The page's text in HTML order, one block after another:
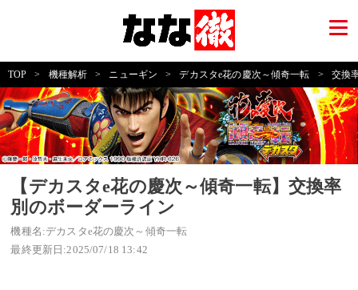
TOP > 機種解析 > ニューギン > デカスタe花の慶次～傾奇一転 > 交換
【デカスタe花の慶次～傾奇一転】交換率
別のボーダーライン
機種名:デカスタe花の慶次～傾奇一転
最終更新日:2025/07/18 13:42